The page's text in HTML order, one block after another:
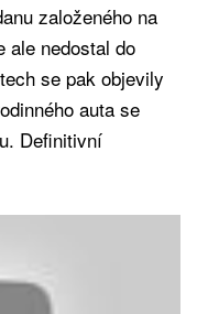
založeného na
ale nedostal do
se pak objevily
auta se
Definitivní